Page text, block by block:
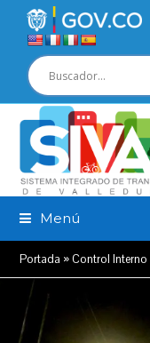
Menú
Portada »Control Interno